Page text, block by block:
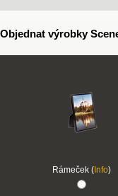
Objednat výrobky
Rámeček (Info)